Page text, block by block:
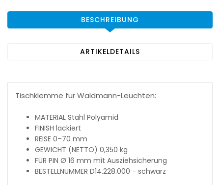
BESCHREIBUNG
ARTIKELDETAILS
Tischklemme für Waldmann-Leuchten:
MATERIAL Stahl Polyamid
FINISH lackiert
REISE 0–70 mm
GEWICHT (NETTO) 0,350 kg
FÜR PIN Ø 16 mm mit Ausziehsicherung
BESTELLNUMMER D14.228.000 - schwarz